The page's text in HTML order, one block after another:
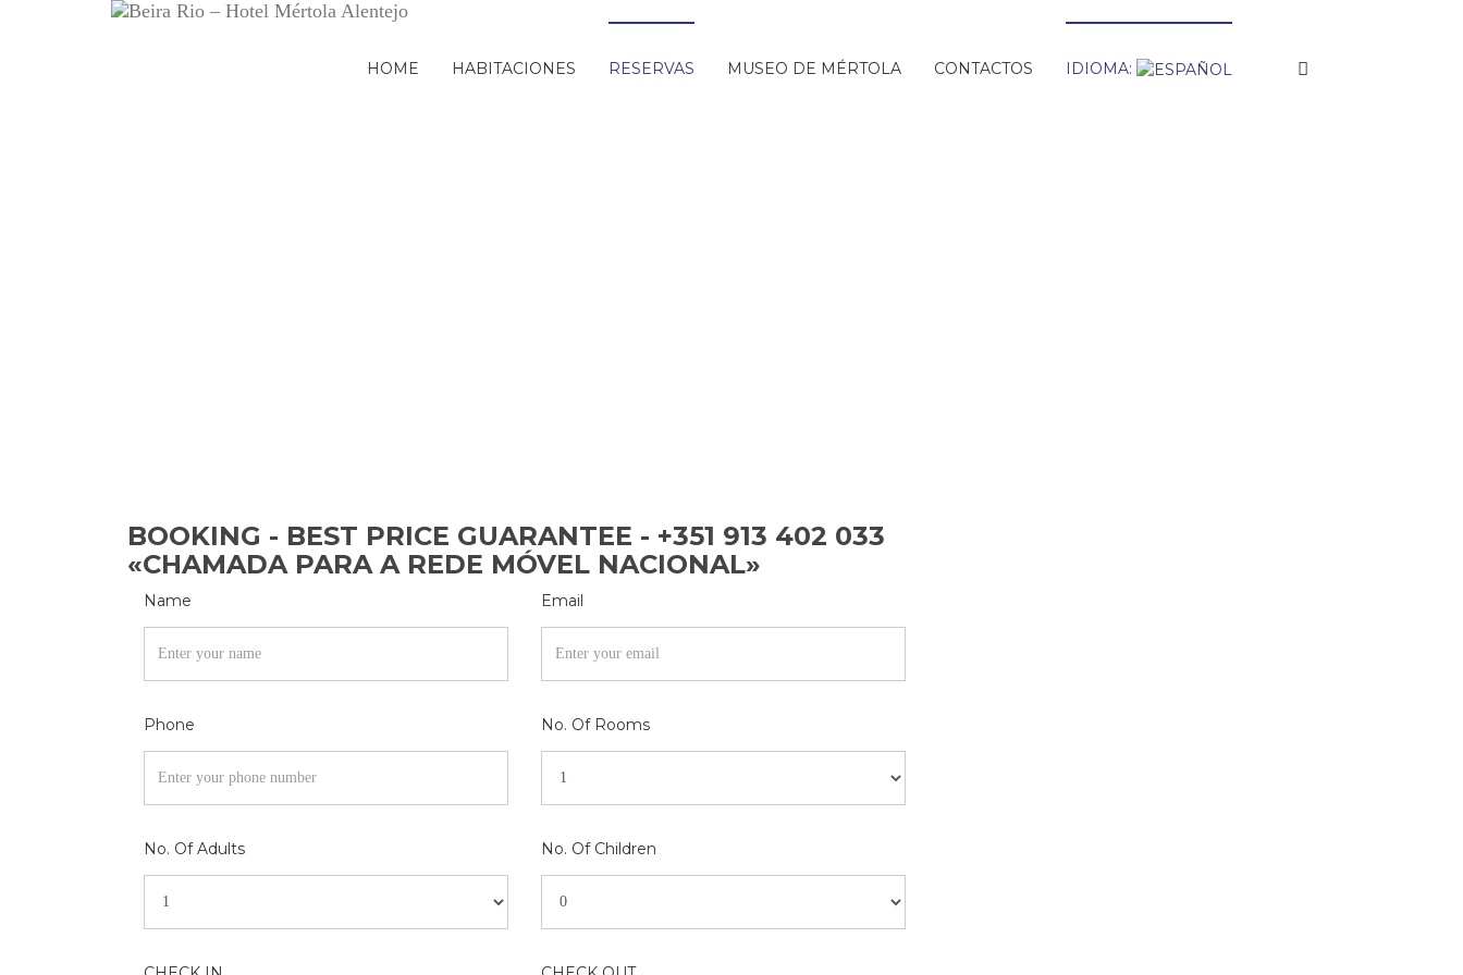
HOME HABITACIONES RESERVAS MUSEO DE MÉRTOLA CONTACTOS IDIOMA:
BOOKING - BEST PRICE GUARANTEE - +351 913 402 033
«CHAMADA PARA A REDE MÓVEL NACIONAL»
Name Email
Phone No. Of Rooms
No. Of Adults No. Of Children